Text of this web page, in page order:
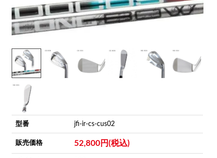
型番 jfi-ir-cs-cus02
販売価格 52,800円(税込)